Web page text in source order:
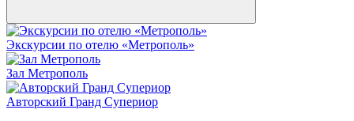
Экскурсии по отелю «Метрополь»
Зал Метрополь
Авторский Гранд Супериор